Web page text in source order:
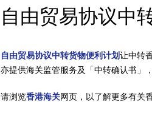
自由贸易协议中
自由贸易协议中转货物便利计划让中转
亦提供海关监管服务及「中转确认书」
请浏览香港海关网页，以了解更多有关